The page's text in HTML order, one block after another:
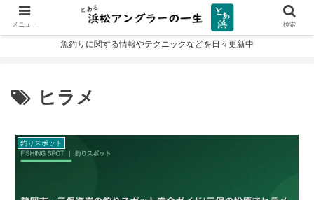
魚釣りに関する情報やテクニックなどを日々更新中
ヒラメ
釣りスポット
メニュー 検索